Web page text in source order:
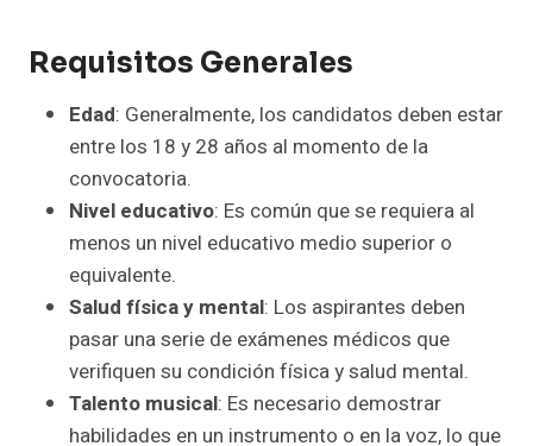
Requisitos Generales
Edad: Generalmente, los candidatos deben estar
entre los 18 y 28 años al momento de la
convocatoria.
Nivel educativo: Es común que se requiera al
menos un nivel educativo medio superior o
equivalente.
Salud física y mental: Los aspirantes deben
pasar una serie de exámenes médicos que
verifiquen su condición física y salud mental.
Talento musical: Es necesario demostrar
habilidades en un instrumento o en la voz, lo que